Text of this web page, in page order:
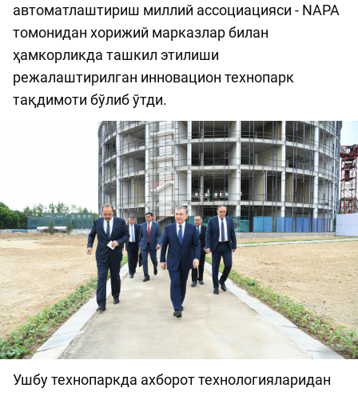
автоматлаштириш миллий ассоциацияси - NAPA
томонидан хорижий марказлар билан
ҳамкорликда ташкил этилиши
режалаштирилган инновацион технопарк
тақдимоти бўлиб ўтди.
Ушбу технопаркда ахборот технологияларидан